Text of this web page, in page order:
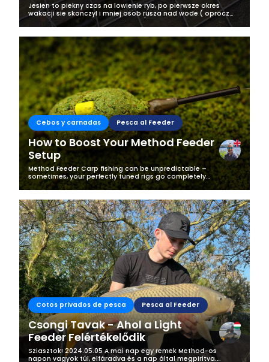
Jesien to piekny czas na lowienie ryb, po pierwsze okres
wakacji sie skonczyl i mniej osob rusza nad wode ( oprocz
zapalonych wedkarzy oczywiscie;), po drugie ryby ciagle
zeruja i zwiekszaj swoja...
Cebos y carnadas Pesca al Feeder
How to Boost Your Method Feeder
Setup
Method Feeder Carp fishing can be unpredictable –
sometimes, your perfectly tuned rigs go completely
unnoticed by the fish. I recently experienced this firsthand
when my standard method feeder...
Cotos privados de pesca Pesca al Feeder
Csongi Tavak - Ahol a Light
Feeder Felértékelődik
Sziasztok! 2024.05.05 A mai nap egy remek Method-os
napon vagyok túl, elfáradva és a nap által megpirítva.